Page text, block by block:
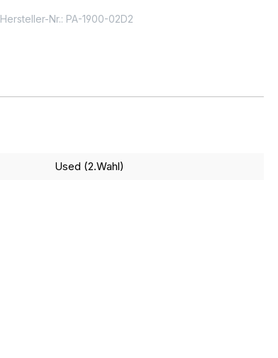
Hersteller-Nr.: PA-1900-02D2
Used (2.Wahl)